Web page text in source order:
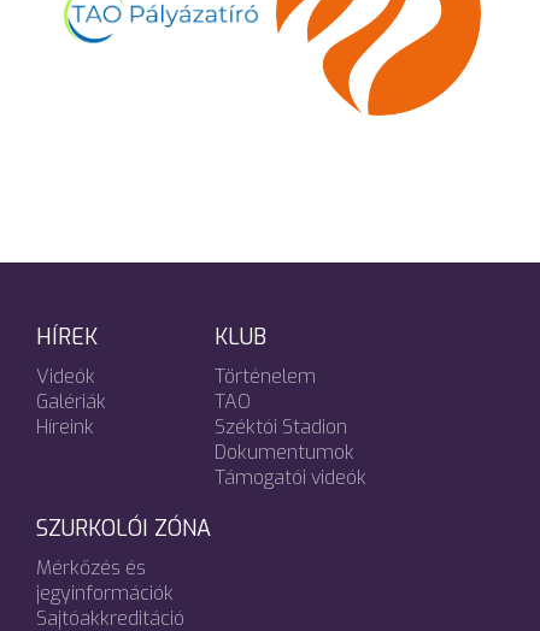
HÍREK
Videók
Galériák
Híreink
KLUB
Történelem
TAO
Széktói Stadion
Dokumentumok
Támogatói videók
SZURKOLÓI ZÓNA
Mérkőzés és
jegyinformációk
Sajtóakkreditáció